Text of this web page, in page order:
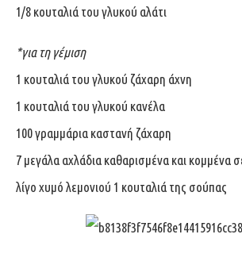
1/8 κουταλιά του γλυκού αλάτι
*για τη γέμιση
1 κουταλιά του γλυκού ζάχαρη άχνη
1 κουταλιά του γλυκού κανέλα
100 γραμμάρια καστανή ζάχαρη
7 μεγάλα αχλάδια καθαρισμένα και κομμένα
λίγο χυμό λεμονιού 1 κουταλιά της σούπας